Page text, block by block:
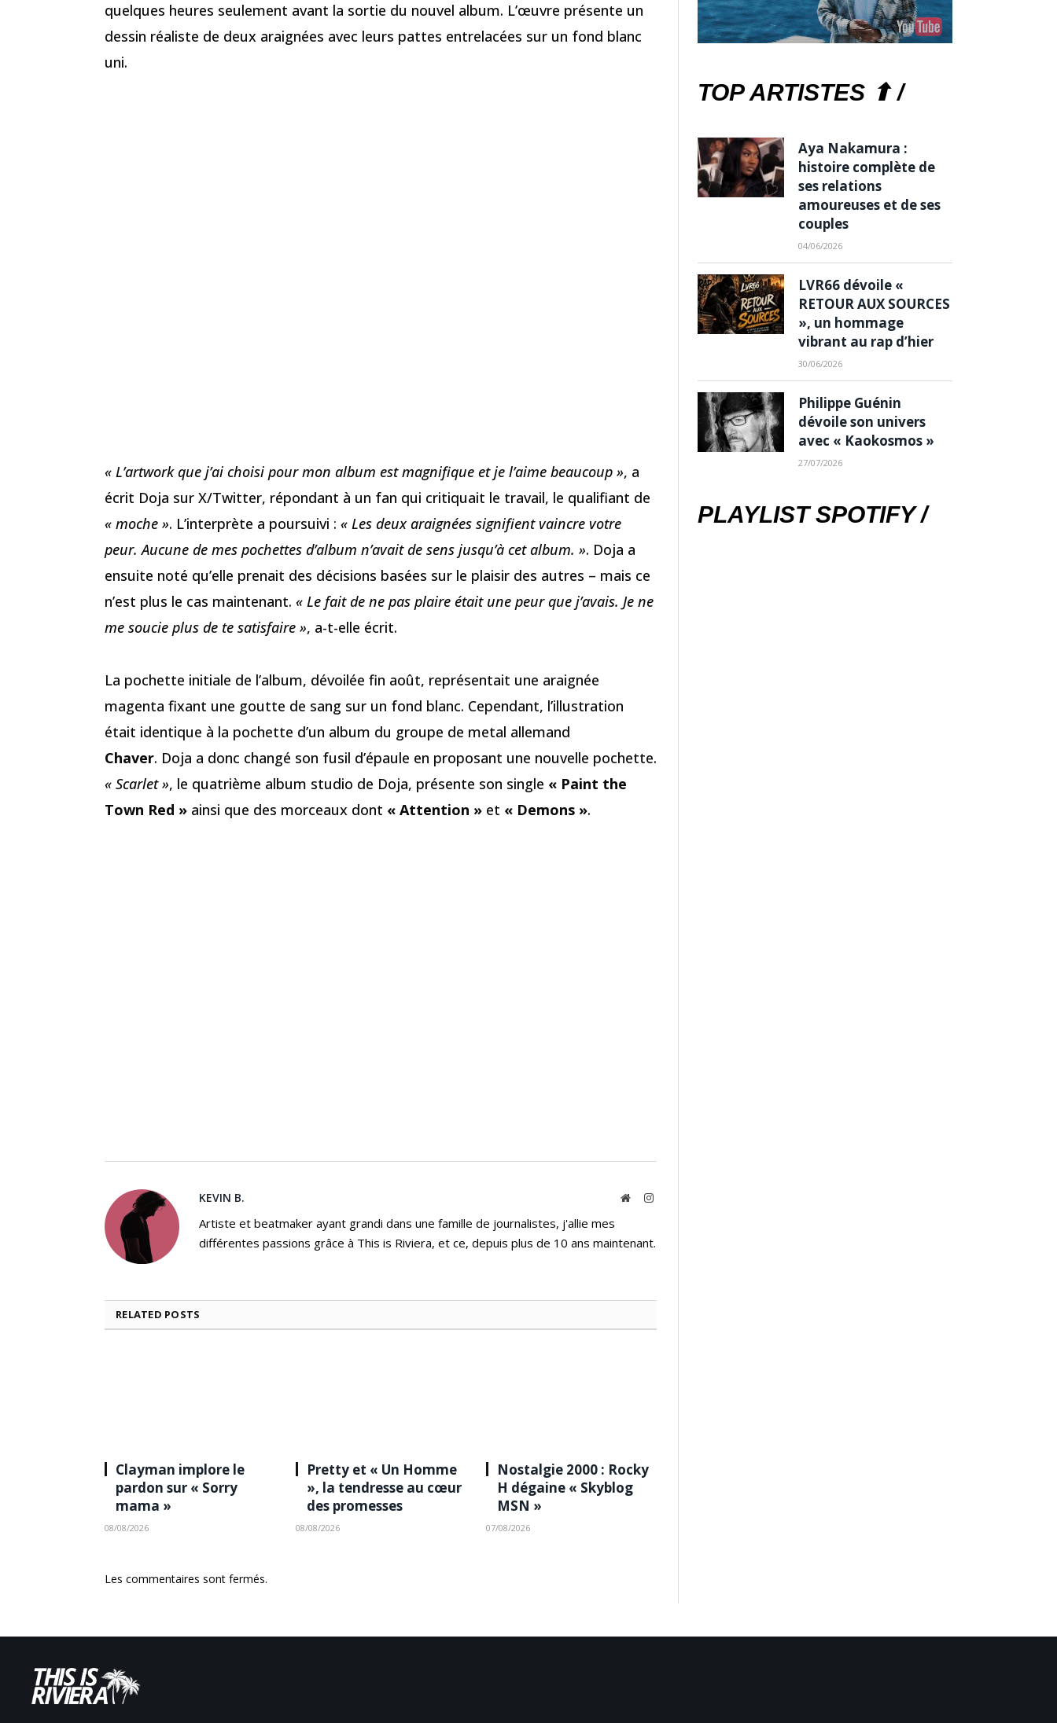
quelques heures seulement avant la sortie du nouvel album. L’œuvre présente un
dessin réaliste de deux araignées avec leurs pattes entrelacées sur un fond blanc
uni.
« L’artwork que j’ai choisi pour mon album est magnifique et je l’aime beaucoup », a
écrit Doja sur X/Twitter, répondant à un fan qui critiquait le travail, le qualifiant de
« moche ». L’interprète a poursuivi : « Les deux araignées signifient vaincre votre
peur. Aucune de mes pochettes d’album n’avait de sens jusqu’à cet album. ». Doja a
ensuite noté qu’elle prenait des décisions basées sur le plaisir des autres – mais ce
n’est plus le cas maintenant. « Le fait de ne pas plaire était une peur que j’avais. Je ne
me soucie plus de te satisfaire », a-t-elle écrit.
La pochette initiale de l’album, dévoilée fin août, représentait une araignée
magenta fixant une goutte de sang sur un fond blanc. Cependant, l’illustration
était identique à la pochette d’un album du groupe de metal allemand
Chaver. Doja a donc changé son fusil d’épaule en proposant une nouvelle pochette.
« Scarlet », le quatrième album studio de Doja, présente son single « Paint the
Town Red » ainsi que des morceaux dont « Attention » et « Demons ».
KEVIN B. WebsiteInstagram
Artiste et beatmaker ayant grandi dans une famille de journalistes, j'allie mes
différentes passions grâce à This is Riviera, et ce, depuis plus de 10 ans maintenant.
RELATED POSTS
Clayman implore le
pardon sur « Sorry
mama »
08/08/2026
Pretty et « Un Homme
», la tendresse au cœur
des promesses
08/08/2026
Nostalgie 2000 : Rocky
H dégaine « Skyblog
MSN »
07/08/2026
Les commentaires sont fermés.
TOP ARTISTES ⬆ /
Aya Nakamura :
histoire complète de
ses relations
amoureuses et de ses
couples
04/06/2026
LVR66 dévoile «
RETOUR AUX SOURCES
», un hommage
vibrant au rap d’hier
30/06/2026
Philippe Guénin
dévoile son univers
avec « Kaokosmos »
27/07/2026
PLAYLIST SPOTIFY /